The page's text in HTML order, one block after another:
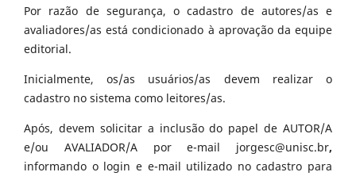
Por razão de segurança, o cadastro de autores/as e
avaliadores/as está condicionado à aprovação da equipe
editorial.
Inicialmente, os/as usuários/as devem realizar o
cadastro no sistema como leitores/as.
Após, devem solicitar a inclusão do papel de AUTOR/A
e/ou AVALIADOR/A por e-mail jorgesc@unisc.br,
informando o login e e-mail utilizado no cadastro para